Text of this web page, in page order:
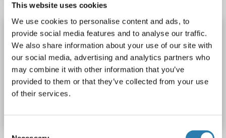
This website uses cookies
We use cookies to personalise content and ads, to
provide social media features and to analyse our traffic.
We also share information about your use of our site with
our social media, advertising and analytics partners who
may combine it with other information that you’ve
provided to them or that they’ve collected from your use
of their services.
C3AR1 Kit ELISA
C3AR1 Reactivité: Chien
Colorimetric
Cell Culture Supernatant, Plasma, Serum, Tissue Homogenate
N° du produit ABIN990402